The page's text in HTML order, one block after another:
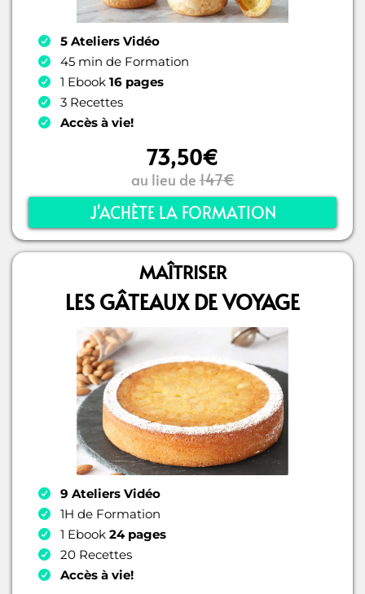
5 Ateliers Vidéo
45 min de Formation
1 Ebook 16 pages
3 Recettes
Accès à vie!
73,50€
au lieu de147€
J'ACHÈTE LA FORMATION
MAÎTRISER
LES GÂTEAUX DE VOYAGE
9 Ateliers Vidéo
1H de Formation
1 Ebook 24 pages
20 Recettes
Accès à vie!